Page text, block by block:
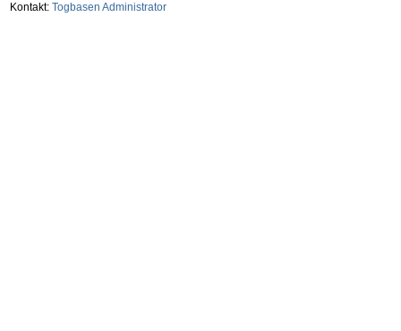
Kontakt: Togbasen Administrator